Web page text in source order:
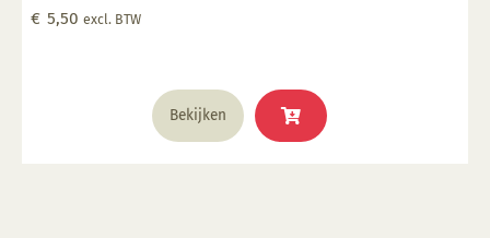
€ 5,50 excl. BTW
Bekijken